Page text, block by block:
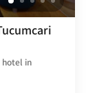
hotel in